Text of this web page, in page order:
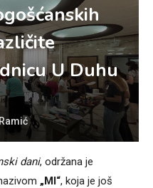
U Duhu
dani, održana je
„MI“, koja je još